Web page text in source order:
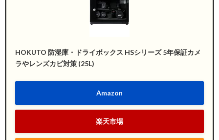
HOKUTO 防湿庫・ドライボックス HSシリーズ 5年保証カメ
ラやレンズカビ対策 (25L)
Amazon
楽天市場